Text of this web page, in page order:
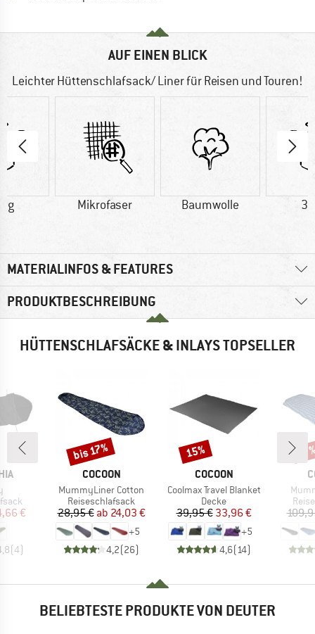
AUF EINEN BLICK
Leichter Hüttenschlafsack/ Liner für Reisen und Touren!
g Mikrofaser Baumwolle
MATERIALINFOS & FEATURES
PRODUKTBESCHREIBUNG
HÜTTENSCHLAFSÄCKE & INLAYS TOPSELLER
Preis
€
(4)
MARKE
COCOON
Artikel
MummyLiner Cotton
Produktgruppe
Reiseschlafsack
Preis
28,95 € reduzierter Preis
ab 24,03 €
+5
4,2(26)
Rabatt
bis 17%
MARKE
COCOON
Artikel
Coolmax Travel Blanket
Produktgruppe
Decke
Preis
39,95 €reduzierter Preis
33,96 €
+5
4,6(14)
Rabatt
15%
Artikel
BELIEBTESTE PRODUKTE VON DEUTER